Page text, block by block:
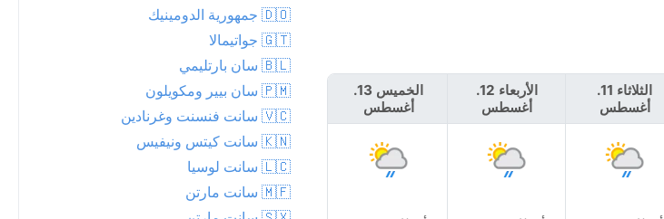
الثلاثاء 11.
أغسطس
الأربعاء 12.
أغسطس
الخميس 13.
أغسطس
الجمعة 14.
أغسطس
🇩🇴 جمهورية الدومينيك
🇬🇹 جواتيمالا
🇧🇱 سان بارتليمي
🇵🇲 سان بيير ومكويلون
🇻🇨 سانت فنسنت وغرنادين
🇰🇳 سانت كيتس ونيفيس
🇱🇨 سانت لوسيا
🇲🇫 سانت مارتن